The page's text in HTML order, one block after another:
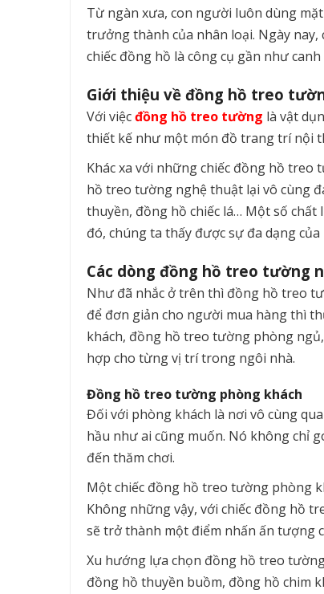
Từ ngàn xưa, con người luôn dùng
trưởng thành của nhân loại. Ngày
chiếc đồng hồ là công cụ gần như
Giới thiệu về đồng hồ treo
Với việcđồng hồ treo tường là vật
thiết kế như một món đồ trang trí nội
Khác xa với những chiếc đồng hồ
hồ treo tường nghệ thuật lại vô cùng
thuyền, đồng hồ chiếc lá… Một số
đó, chúng ta thấy được sự đa dạng
Các dòng đồng hồ treo tường
Như đã nhắc ở trên thì đồng hồ treo
để đơn giản cho người mua hàng thì
khách, đồng hồ treo tường phòng
hợp cho từng vị trí trong ngôi nhà.
Đồng hồ treo tường phòng khách
Đối với phòng khách là nơi vô cùng
hầu như ai cũng muốn. Nó không chỉ
đến thăm chơi.
Một chiếc đồng hồ treo tường phòng
Không những vậy, với chiếc đồng hồ
sẽ trở thành một điểm nhấn ấn tượng
Xu hướng lựa chọn đồng hồ treo
đồng hồ thuyền buồm, đồng hồ chim